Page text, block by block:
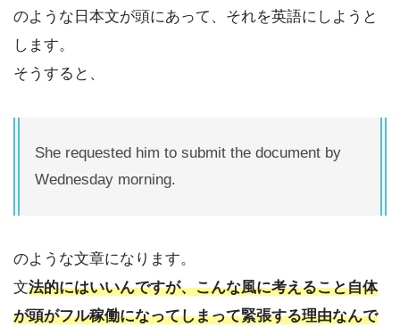
のような日本文が頭にあって、それを英語にしようと
します。
そうすると、
She requested him to submit the document by
Wednesday morning.
のような文章になります。
文法的にはいいんですが、こんな風に考えること自体
が頭がフル稼働になってしまって緊張する理由なんで